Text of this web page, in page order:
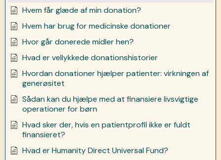
Hvem får glæde af min donation?
Hvem har brug for medicinske donationer
Hvor går donerede midler hen?
Hvad er vellykkede donationshistorier
Hvordan donationer hjælper patienter: virkningen af
generøsitet
Sådan kan du hjælpe med at finansiere livsvigtige
operationer for børn
Hvad sker der, hvis en patientprofil ikke er fuldt
finansieret?
Hvad er Humanity Direct Universal Fund?